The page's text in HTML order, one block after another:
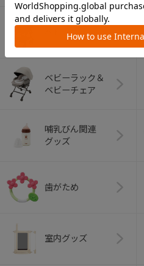
ベビーカー
ベビーラック＆
ベビーチェア
哺乳びん関連
グッズ
歯がため
室内グッズ